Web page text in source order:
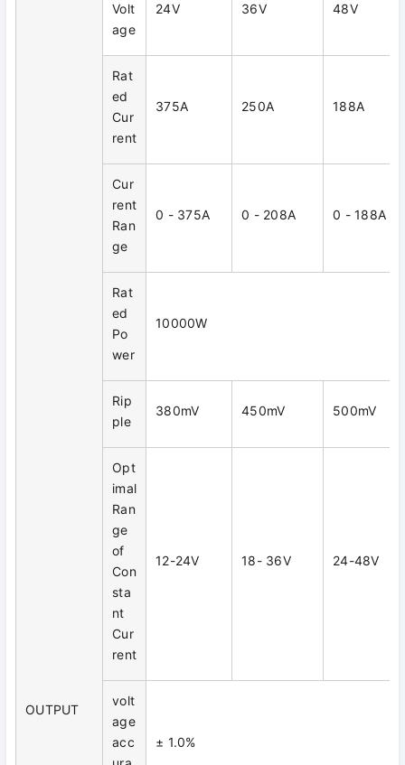
OUTPUT
Volt
age
24V 36V 48V
Rat
ed
Cur
rent
375A 250A 188A
Cur
rent
Ran
ge
0 - 375A 0 - 208A 0 - 188A
Rat
ed
Po
wer
10000W
Rip
ple
380mV 450mV 500mV
Opt
imal
Ran
ge
of
Con
sta
nt
Cur
rent
12-24V 18- 36V 24-48V
volt
age
acc
± 1.0%